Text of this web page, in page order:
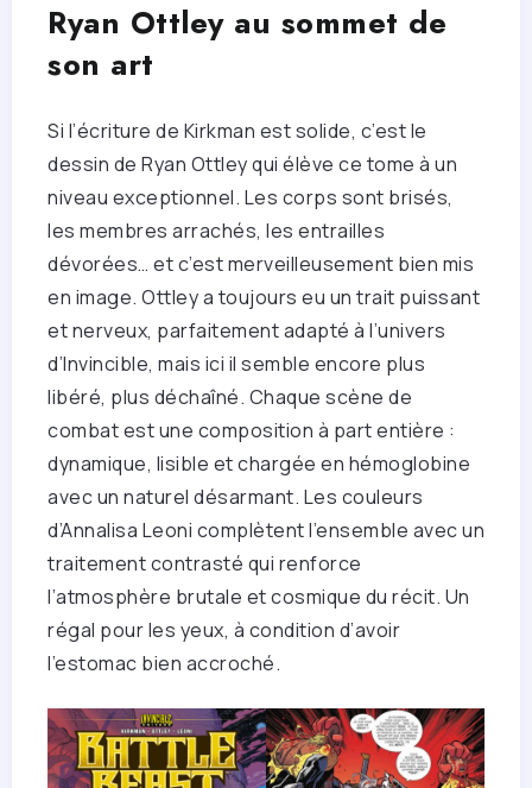
Ryan Ottley au sommet de
son art
Si l’écriture de Kirkman est solide, c’est le
dessin de Ryan Ottley qui élève ce tome à un
niveau exceptionnel. Les corps sont brisés,
les membres arrachés, les entrailles
dévorées… et c’est merveilleusement bien mis
en image. Ottley a toujours eu un trait puissant
et nerveux, parfaitement adapté à l’univers
d’Invincible, mais ici il semble encore plus
libéré, plus déchaîné. Chaque scène de
combat est une composition à part entière :
dynamique, lisible et chargée en hémoglobine
avec un naturel désarmant. Les couleurs
d’Annalisa Leoni complètent l’ensemble avec un
traitement contrasté qui renforce
l’atmosphère brutale et cosmique du récit. Un
régal pour les yeux, à condition d’avoir
l’estomac bien accroché.